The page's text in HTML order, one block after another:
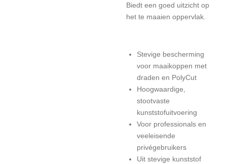
Biedt een goed uitzicht op
het te maaien oppervlak.
Stevige bescherming
voor maaikoppen met
draden en PolyCut
Hoogwaardige,
stootvaste
kunststofuitvoering
Voor professionals en
veeleisende
privégebruikers
Uit stevige kunststof